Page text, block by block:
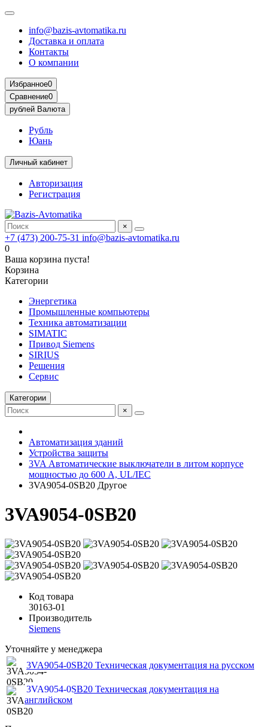
info@bazis-avtomatika.ru
Доставка и оплата
Контакты
О компании
Избранное0
Сравнение0
рублей Валюта
Рубль
Юань
Личный кабинет
Авторизация
Регистрация
×
+7 (473) 200-75-31 info@bazis-avtomatika.ru
0
Ваша корзина пуста!
Корзина
Категории
Энергетика
Промышленные компьютеры
Техника автоматизации
SIMATIC
Привод Siemens
SIRIUS
Решения
Сервис
Категории
×
Автоматизация зданий
Устройства защиты
3VA Автоматические выключатели в литом корпусе
мощностью до 600 А, UL/IEC
3VA9054-0SB20 Другое
3VA9054-0SB20
Код товара
30163-01
Производитель
Siemens
Уточняйте у менеджера
3VA9054-0SB20 Техническая документация на русском
3VA9054-0SB20 Техническая документация на
английском